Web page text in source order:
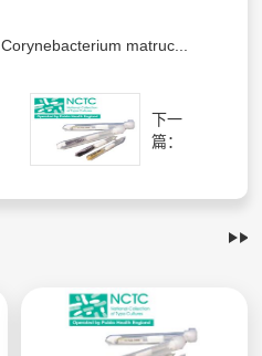
Corynebacterium matruc...
下一
篇：